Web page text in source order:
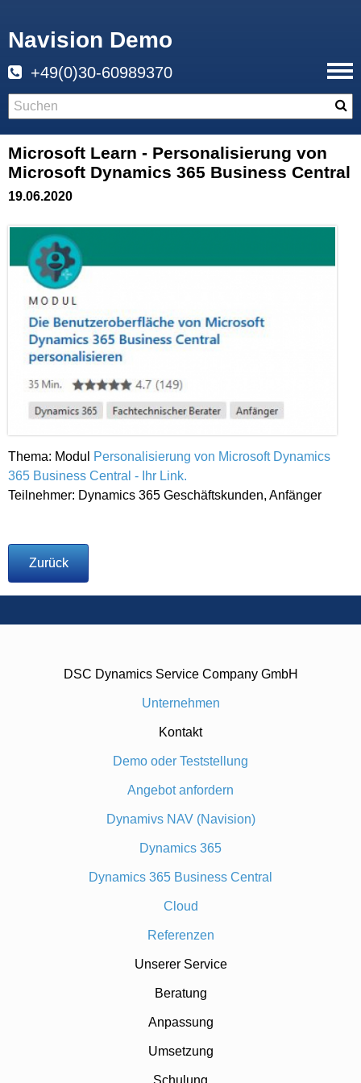
Navision Demo
+49(0)30-60989370
Microsoft Learn - Personalisierung von
Microsoft Dynamics 365 Business Central
19.06.2020
Thema: Modul
Personalisierung von Microsoft Dynamics
365 Business Central - Ihr Link.
Teilnehmer: Dynamics 365 Geschäftskunden, Anfänger
Zurück
DSC Dynamics Service Company GmbH
Unternehmen
Kontakt
Demo oder Teststellung
Angebot anfordern
Dynamivs NAV (Navision)
Dynamics 365
Dynamics 365 Business Central
Cloud
Referenzen
Unserer Service
Beratung
Anpassung
Umsetzung
Schulung